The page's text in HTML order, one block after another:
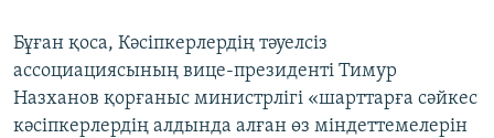
Бұған қоса, Кәсіпкерлердің тәуелсіз
ассоциациясының вице-президенті Тимур
Назханов қорғаныс министрлігі «шарттарға сәйкес
кәсіпкерлердің алдында алған өз міндеттемелерін